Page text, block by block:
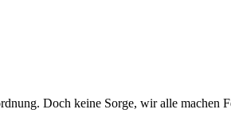
Doch keine Sorge, wir alle machen